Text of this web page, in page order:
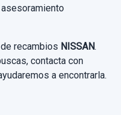
11678071R
recambios NISSAN.
contacta con
a encontrarla.